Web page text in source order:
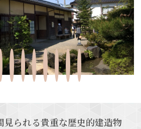
見られる貴重な歴史的建造物